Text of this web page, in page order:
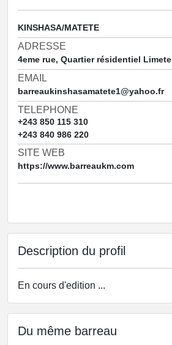
KINSHASA/MATETE
ADRESSE
4eme rue, Quartier résidentiel Limete
EMAIL
barreaukinshasamatete1@yahoo.fr
TELEPHONE
+243 850 115 310
+243 840 986 220
SITE WEB
https://www.barreaukm.com
Description du profil
En cours d'edition ...
Du même barreau